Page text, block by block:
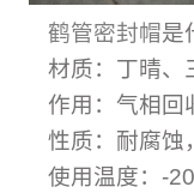
鹤管密封帽是
材质：丁晴、
作用：气相回
性质：耐腐蚀
使用温度：-